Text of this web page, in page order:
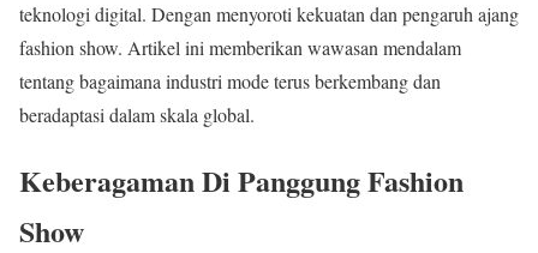
teknologi digital. Dengan menyoroti kekuatan dan pengaruh ajang
fashion show. Artikel ini memberikan wawasan mendalam
tentang bagaimana industri mode terus berkembang dan
beradaptasi dalam skala global.
Keberagaman Di Panggung Fashion
Show